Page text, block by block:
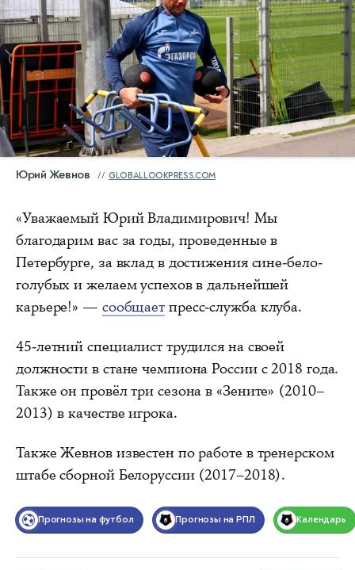
Юрий Жевнов GLOBALLOOKPRESS.COM
«Уважаемый Юрий Владимирович! Мы
благодарим вас за годы, проведенные в
Петербурге, за вклад в достижения сине-бело-
голубых и желаем успехов в дальнейшей
карьере!» — сообщает пресс-служба клуба.
45‑летний специалист трудился на своей
должности в стане чемпиона России с 2018 года.
Также он провёл три сезона в «Зените» (2010–
2013) в качестве игрока.
Также Жевнов известен по работе в тренерском
штабе сборной Белоруссии (2017–2018).
Прогнозы на футбол Прогнозы на РПЛ Календарь